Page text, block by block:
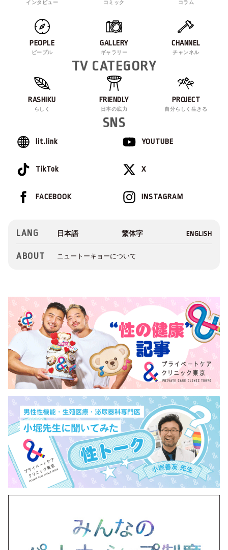
インタビュー コミック コラム
PEOPLE
ピープル
GALLERY
ギャラリー
CHANNEL
チャンネル
TV CATEGORY
RASHIKU
らしく
FRIENDLY
日本の底力
PROJECT
自分らしく生きる
SNS
lit.link YOUTUBE
TikTok X
INSTAGRAM
FACEBOOK
LANG
ABOUT ニュートーキョーについて